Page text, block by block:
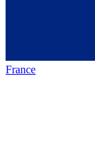
France